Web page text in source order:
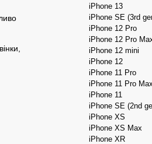
iPhone 13
iPhone SE (3rd
iPhone 12 Pro
iPhone 12 Pro
iPhone 12 mini
iPhone 12
iPhone 11 Pro
iPhone 11 Pro
iPhone 11
iPhone SE (2nd
iPhone XS
iPhone XS Max
iPhone XR